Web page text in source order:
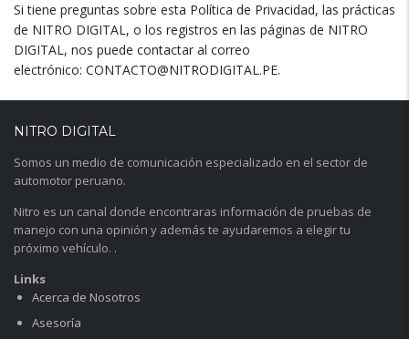
Si tiene preguntas sobre esta Política de Privacidad, las prácticas
de NITRO DIGITAL, o los registros en las páginas de NITRO
DIGITAL, nos puede contactar al correo
electrónico: CONTACTO@NITRODIGITAL.PE.
NITRO DIGITAL
Somos un medio de comunicación especializado en el sector de
automotor peruano.
Nitro es un canal donde encontraras información de pruebas de
manejo con una opinión y además te ayudaremos a elegir tu
próximo vehículo. .
Links
Acerca de Nosotros
Asesoría